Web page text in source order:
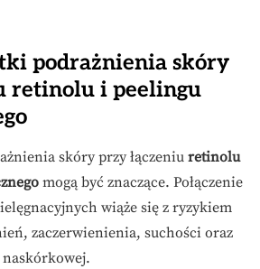
podrażnienia skóry
retinolu i peelingu
skóry przy łączeniu retinolu
mogą być znaczące. Połączenie
wiąże się z ryzykiem
zaczerwienienia, suchości oraz